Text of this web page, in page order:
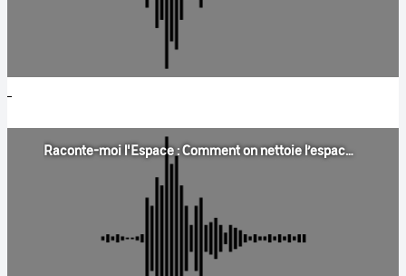
Raconte-moi l'Espace : Comment on nettoie l’espace ?